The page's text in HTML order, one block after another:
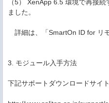
（5） XenApp 6.5 環境で再接
ました。
詳細は、「SmartOn ID for リ
3. モジュール入手方法
下記サポートダウンロードサイ